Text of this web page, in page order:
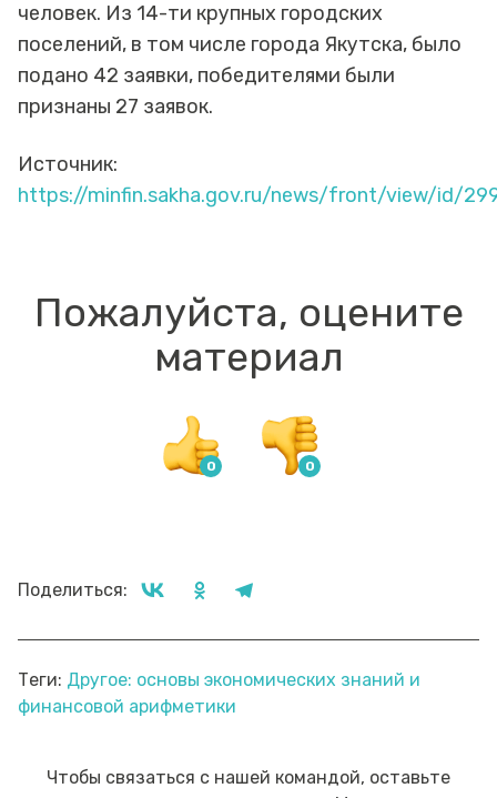
человек. Из 14-ти крупных городских
поселений, в том числе города Якутска, было
подано 42 заявки, победителями были
признаны 27 заявок.
Источник:
https://minfin.sakha.gov.ru/news/front/view/id/
Пожалуйста, оцените
материал
Поделиться:
Теги: Другое: основы экономических знаний и
финансовой арифметики
Чтобы связаться с нашей командой, оставьте